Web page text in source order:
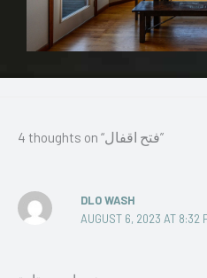
4 thoughts on “فتح اقفال”
DLO WASH
AUGUST 6, 2023 AT 8:32